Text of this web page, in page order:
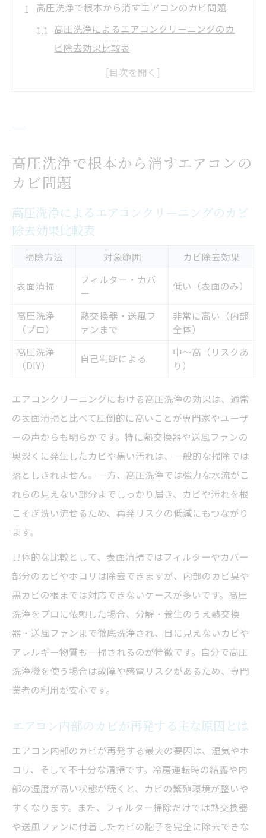
高圧洗浄で根本から消すエアコンのカビ問題
高圧洗浄によるエアコンクリーニングのカ
ビ除去効果比較表
エアコン内部のカビが再発する主な原因と
すポイント
熱交換器や送風ファンの奥までカビを除去
できるか
エアコンクリーニング業者選びで後悔しないコ
業者ごとのエアコンクリーニング高圧洗浄
サービス比較表
エアコンクリーニング業者選びで失敗しな
いための条件
高圧洗浄対応の有無で業者を見極めるコツ
口コミだけに頼らない業者選定のポイント
防カビ処理や保証内容を確認すべき理由
カビが気になる方におすすめ自分でできる掃除
法
自分でできるエアコンクリーニング手順と
道具比較表
エアコンの外側掃除でカビを抑えるコツ
家庭用洗剤と高圧洗浄の違いを理解する
自分で高圧洗浄は危険？安全対策を徹底解
説
吹き出し口の黒カビを高圧洗浄で徹底除去する
秘訣
黒カビ除去に効果的なエアコンクリーニン
グ方法比較表
カビ臭や黒い汚れの再発防止策
エアコンクリーニングで黒カビが取れない
時の対処法
高圧洗浄と手掃除で差が出るエアコンクリーニ
ング
手掃除と高圧洗浄のエアコンクリーニング
高圧洗浄で根本から消すエアコンの
カビ問題
高圧洗浄によるエアコンクリーニングのカビ
除去効果比較表
掃除方法 対象範囲 カビ除去効果
表面清掃
フィルター・カバ
ー
低い（表面のみ）
高圧洗浄
（プロ）
熱交換器・送風フ
ァンまで
非常に高い（内部
全体）
高圧洗浄
（DIY）
自己判断による
中〜高（リスクあ
り）
エアコンクリーニングにおける高圧洗浄の効果は、通常
の表面清掃と比べて圧倒的に高いことが専門家やユーザ
ーの声からも明らかです。特に熱交換器や送風ファンの
奥深くに発生したカビや黒い汚れは、一般的な掃除では
落としきれません。一方、高圧洗浄では強力な水流がこ
れらの見えない部分までしっかり届き、カビや汚れを根
こそぎ洗い流せるため、再発リスクの低減にもつながり
ます。
具体的な比較として、表面清掃ではフィルターやカバー
部分のカビやホコリは除去できますが、内部のカビ臭や
黒カビの根までは対応できないケースが多いです。高圧
洗浄をプロに依頼した場合、分解・養生のうえ熱交換
器・送風ファンまで徹底洗浄され、目に見えないカビや
アレルギー物質も一掃されるのが特徴です。自分で高圧
洗浄機を使う場合は故障や感電リスクがあるため、専門
業者の利用が安心です。
エアコン内部のカビが再発する主な原因とは
エアコン内部のカビが再発する最大の要因は、湿気やホ
コリ、そして不十分な清掃です。冷房運転時の結露や内
部の湿度が高い状態が続くと、カビの繁殖環境が整いや
すくなります。また、フィルター掃除だけでは熱交換器
や送風ファンに付着したカビの胞子を完全に除去できな